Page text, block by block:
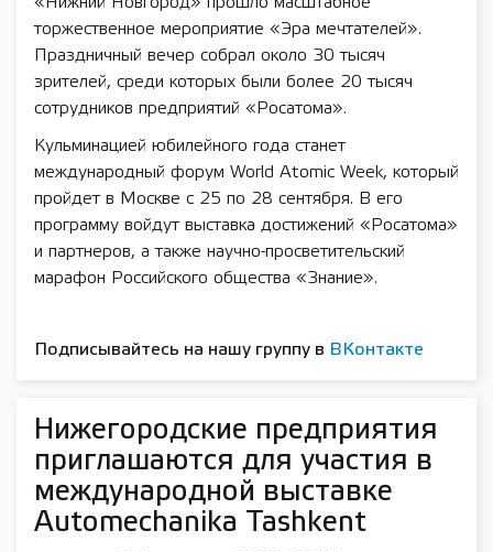
торжественное мероприятие «Эра мечтателей».
Праздничный вечер собрал около 30 тысяч
зрителей, среди которых были более 20 тысяч
сотрудников предприятий «Росатома».
Кульминацией юбилейного года станет
международный форум World Atomic Week, который
пройдет в Москве с 25 по 28 сентября. В его
программу войдут выставка достижений «Росатома»
и партнеров, а также научно-просветительский
марафон Российского общества «Знание».
Подписывайтесь на нашу группу в ВКонтакте
Нижегородские предприятия
приглашаются для участия в
международной выставке
Automechanika Tashkent